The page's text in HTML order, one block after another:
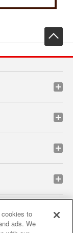
privacy policy
to
ads. We